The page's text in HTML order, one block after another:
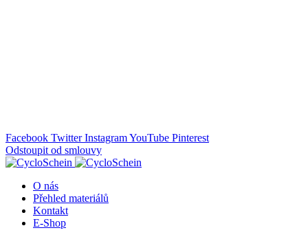
Facebook Twitter InstagramYouTube Pinterest
Odstoupit od smlouvy
O nás
Přehled materiálů
Kontakt
E-Shop